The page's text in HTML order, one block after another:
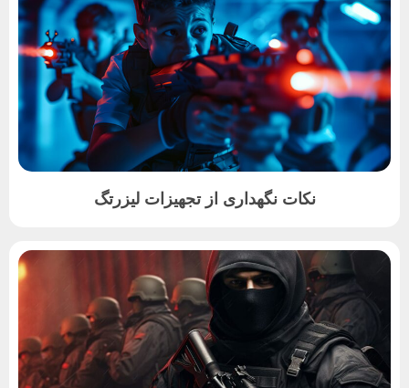
نکات نگهداری از تجهیزات لیزرتگ